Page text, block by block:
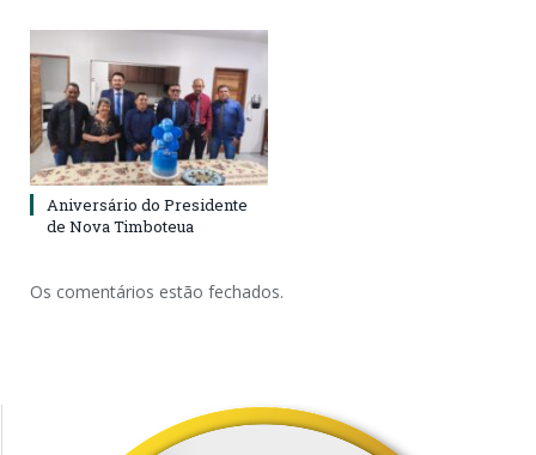
Aniversário do Presidente
de Nova Timboteua
Os comentários estão fechados.